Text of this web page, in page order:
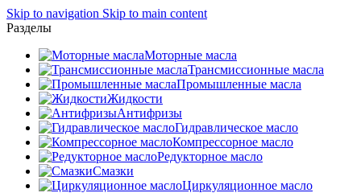
Skip to navigation Skip to main content
Разделы
Моторные масла
Трансмиссионные масла
Промышленные масла
Жидкости
Антифризы
Гидравлическое масло
Компрессорное масло
Редукторное масло
Смазки
Циркуляционное масло